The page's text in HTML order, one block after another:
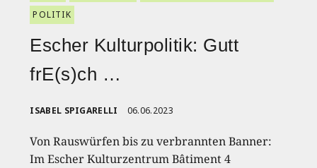
POLITIK
Escher Kulturpolitik: Gutt
frE(s)ch …
ISABEL SPIGARELLI 06.06.2023
Von Rauswürfen bis zu verbrannten Banner:
Im Escher Kulturzentrum Bâtiment 4